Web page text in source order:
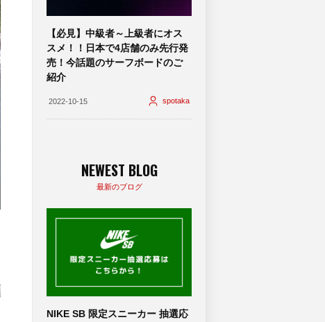
【必見】中級者～上級者にオス
スメ！！日本で4店舗のみ先行発
売！今話題のサーフボードのご
紹介
2022-10-15 spotaka
NEWEST BLOG
最新のブログ
NIKE SB 限定スニーカー 抽選応